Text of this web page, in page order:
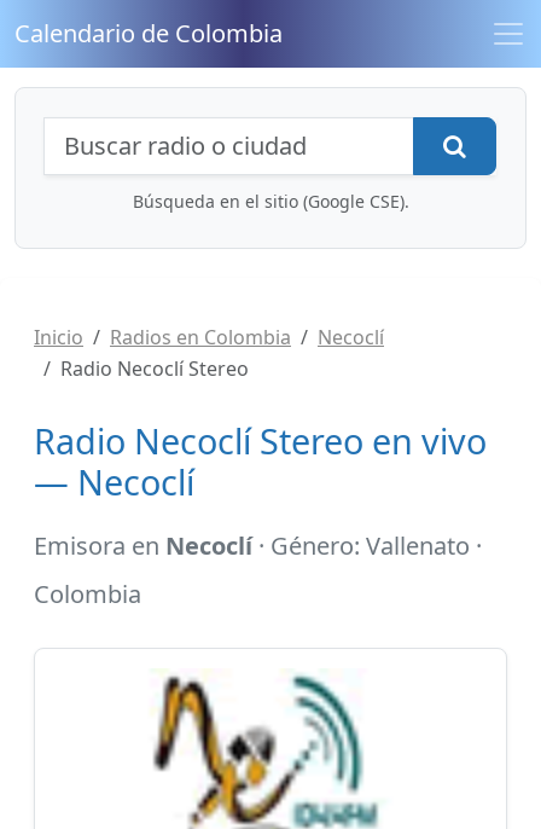
Calendario de Colombia
Búsqueda de radios y contenidos
Búsqueda en el sitio (Google CSE).
Inicio Radios en Colombia
Necoclí
Radio Necoclí Stereo
Radio Necoclí Stereo en vivo
— Necoclí
Emisora en Necoclí· Género: Vallenato ·
Colombia